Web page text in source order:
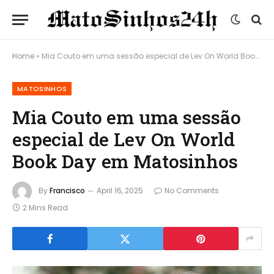
Home » Mia Couto em uma sessão especial de Lev On World Book Day em Matosinhos
MATOSINHOS
Mia Couto em uma sessão
especial de Lev On World
Book Day em Matosinhos
ByFrancisco April 16, 2025
No Comments
2 Mins Read